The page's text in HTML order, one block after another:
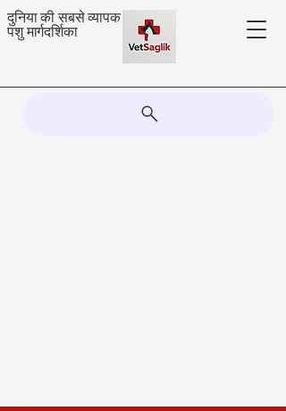
दुनिया की सबसे व्यापक
पशु मार्गदर्शिका